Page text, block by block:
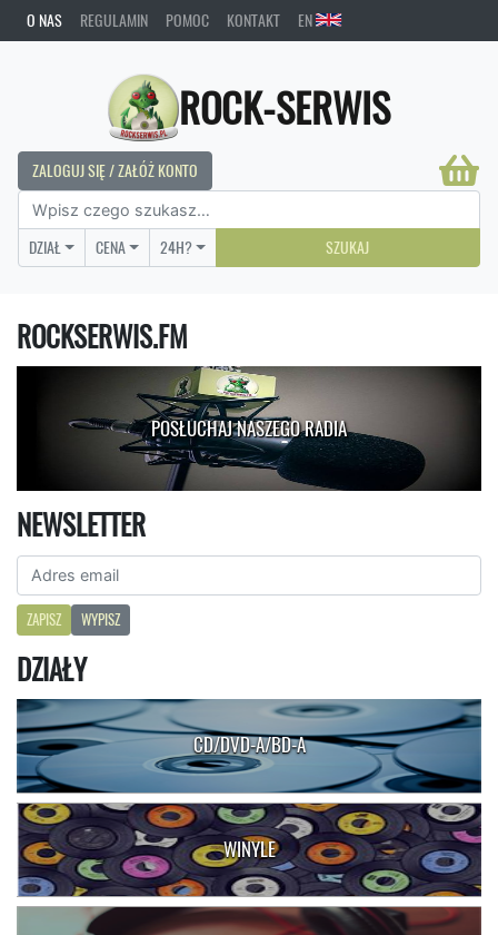
O NAS REGULAMIN POMOC KONTAKT EN
ROCK-SERWIS
ZALOGUJ SIĘ / ZAŁÓŻ KONTO
DZIAŁ CENA 24H? SZUKAJ
ROCKSERWIS.FM
POSŁUCHAJ NASZEGO RADIA
NEWSLETTER
ZAPISZ WYPISZ
DZIAŁY
CD/DVD-A/BD-A
WINYLE